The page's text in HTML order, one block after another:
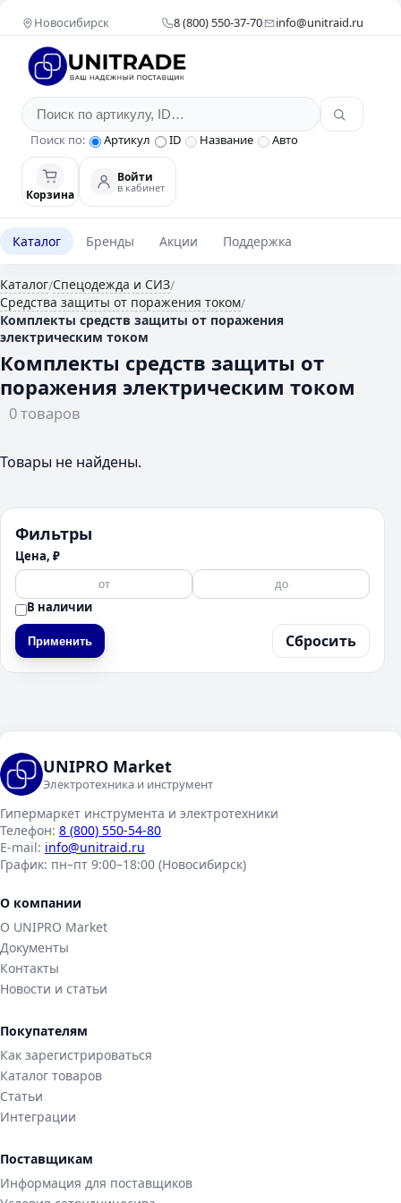
Новосибирск 8 (800) 550-37-70 info@unitraid.ru
Поиск по: Артикул ID Название Авто
Корзина
Войти
в кабинет
Каталог Бренды Акции Поддержка
Каталог/Спецодежда и СИЗ/
Средства защиты от поражения током/
Комплекты средств защиты от поражения
электрическим током
Комплекты средств защиты от
поражения электрическим током
0 товаров
Фильтры
Цена, ₽
В наличии
Применить Сбросить
Товары не найдены.
UNIPRO Market
Электротехника и инструмент
Гипермаркет инструмента и электротехники
Телефон: 8 (800) 550-54-80
E-mail: info@unitraid.ru
График: пн–пт 9:00–18:00 (Новосибирск)
О компании
О UNIPRO Market
Документы
Контакты
Новости и статьи
Покупателям
Как зарегистрироваться
Каталог товаров
Статьи
Интеграции
Поставщикам
Информация для поставщиков